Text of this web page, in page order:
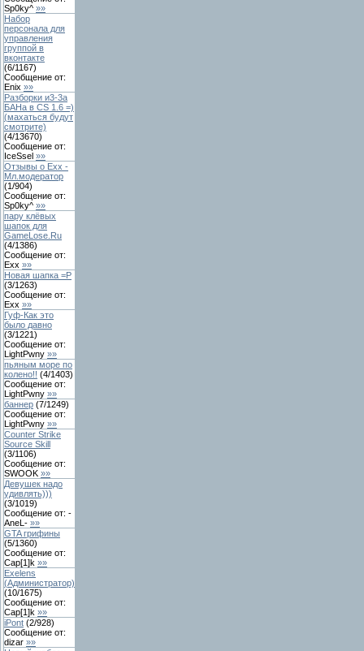
Sp0ky^ »»
Набор
персонала для
управления
группой в
вконтакте
(6/1167)
Сообщение от:
Enix »»
Разборки и3-3а
БАНа в CS 1.6 =)
(махаться будут
смотрите)
(4/13670)
Сообщение от:
IceSsel »»
Отзывы о Exx -
Мл.модератор
(1/904)
Сообщение от:
Sp0ky^ »»
пару клёвых
шапок для
GameLose.Ru
(4/1386)
Сообщение от:
Exx »»
Новая шапка =Р
(3/1263)
Сообщение от:
Exx »»
Гуф-Как это
было давно
(3/1221)
Сообщение от:
LightPwny »»
пьяным море по
колено!! (4/1403)
Сообщение от:
LightPwny »»
баннер (7/1249)
Сообщение от:
LightPwny »»
Counter Strike
Source Skill
(3/1106)
Сообщение от:
SWOOK »»
Девушек надо
удивлять)))
(3/1019)
Сообщение от: -
AneL- »»
GTA грифины
(5/1360)
Сообщение от:
Cap[1]k »»
Exelens
(Администратор)
(10/1675)
Сообщение от:
Cap[1]k »»
iPont (2/928)
Сообщение от:
dizar »»